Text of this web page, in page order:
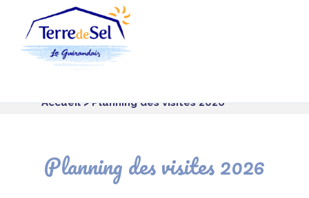
Accueil> Planning des visites 2026
Planning des visites 2026
Panneau de gestion des cookies